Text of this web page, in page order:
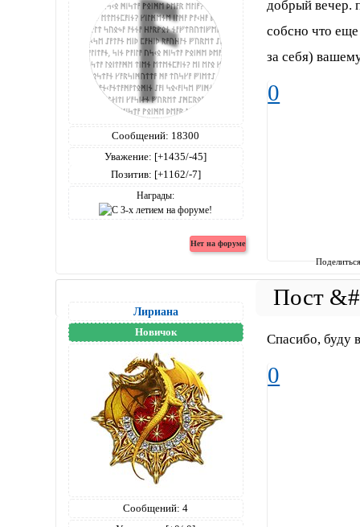
Сообщений: 18300
Уважение: [+1435/-45]
Позитив: [+1162/-7]
Награды:
добрый вечер.
собсно что еще
за себя)
0
Лириана
Новичок
Сообщений: 4
Спасибо, буду
0